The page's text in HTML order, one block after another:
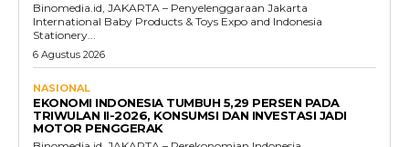
Binomedia.id, JAKARTA – Penyelenggaraan Jakarta
International Baby Products & Toys Expo and Indonesia
Stationery...
6 Agustus 2026
NASIONAL
EKONOMI INDONESIA TUMBUH 5,29 PERSEN PADA
TRIWULAN II-2026, KONSUMSI DAN INVESTASI JADI
MOTOR PENGGERAK